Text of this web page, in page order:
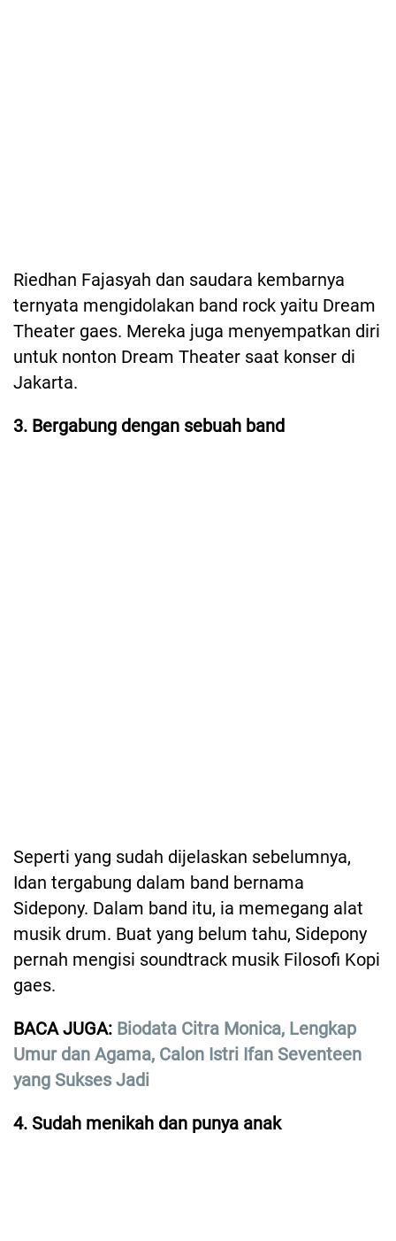
Riedhan Fajasyah dan saudara kembarnya
ternyata mengidolakan band rock yaitu Dream
Theater gaes. Mereka juga menyempatkan diri
untuk nonton Dream Theater saat konser di
Jakarta.
3. Bergabung dengan sebuah band
Seperti yang sudah dijelaskan sebelumnya,
Idan tergabung dalam band bernama
Sidepony. Dalam band itu, ia memegang alat
musik drum. Buat yang belum tahu, Sidepony
pernah mengisi soundtrack musik Filosofi Kopi
gaes.
BACA JUGA: Biodata Citra Monica, Lengkap
Umur dan Agama, Calon Istri Ifan Seventeen
yang Sukses Jadi
4. Sudah menikah dan punya anak